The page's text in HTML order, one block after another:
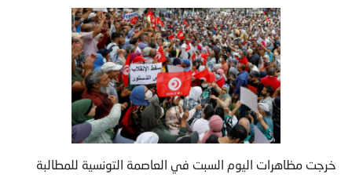
خرجت مظاهرات اليوم السبت في العاصمة التونسية للمطالبة